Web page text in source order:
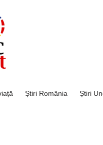
Știri România Știri